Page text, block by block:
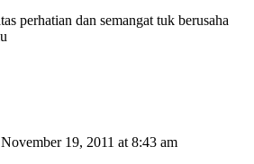
perhatian dan semangat tuk berusaha
19, 2011 at 8:43 am